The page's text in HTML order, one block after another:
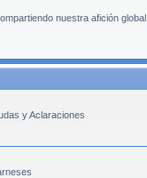
nuestra afición global
y Aclaraciones